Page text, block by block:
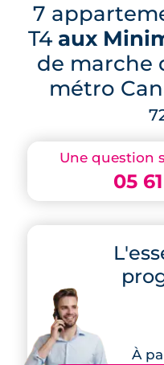
Une question
05
À
7
T4 aux
de marche
métro